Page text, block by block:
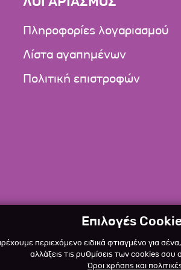
Πληροφορίες λογαριασμού
Λίστα αγαπημένων
Πολιτική επιστροφών
Επιλογές
περιεχόμενο ειδικά φτιαγμένο για
αλλάξεις τις ρυθμίσεις των cookies σου
Όροι χρήσης και